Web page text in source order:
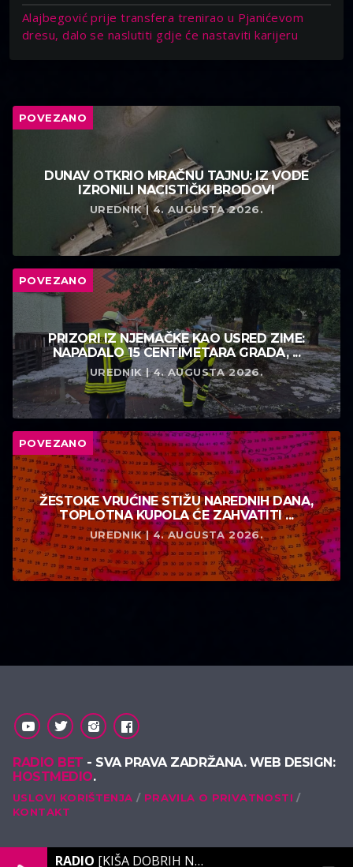
Alajbegović prije transfera trenirao u Pjanićevom
dresu, dalo se naslutiti gdje će nastaviti karijeru
POVEZANO
DUNAV OTKRIO MRAČNU TAJNU: IZ VODE
IZRONILI NACISTIČKI BRODOVI
UREDNIK | 4. AUGUSTA 2026.
POVEZANO
PRIZORI IZ NJEMAČKE KAO USRED ZIME:
NAPADALO 15 CENTIMETARA GRADA, ...
UREDNIK | 4. AUGUSTA 2026.
POVEZANO
ŽESTOKE VRUĆINE STIŽU NAREDNIH DANA,
TOPLOTNA KUPOLA ĆE ZAHVATITI ...
UREDNIK | 4. AUGUSTA 2026.
RADIO BET - SVA PRAVA ZADRŽANA. WEB DESIGN:
HOSTMEDIO.
USLOVI KORIŠTENJA
PRAVILA O PRIVATNOSTI
KONTAKT
RADIO [KIŠA DOBRIH NOTA]